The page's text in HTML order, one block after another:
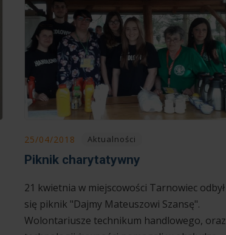
25/04/2018 Aktualności
Piknik charytatywny
21 kwietnia w miejscowości Tarnowiec odbył
się piknik "Dajmy Mateuszowi Szansę".
Wolontariusze technikum handlowego, oraz